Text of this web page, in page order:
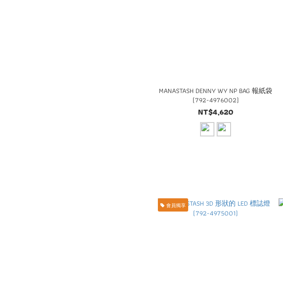
MANASTASH DENNY WY NP BAG 報紙袋
(792-4976002)
NT$4,620
會員獨享